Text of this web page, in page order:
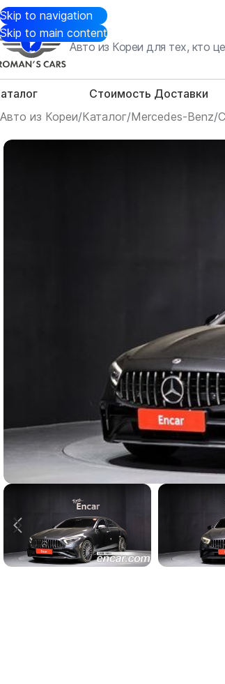
Skip to navigation
Skip to main content
Авто из Кореи для тех, кто
Стоимость Доставки
Авто из Кореи/Каталог/Mercedes-Benz/